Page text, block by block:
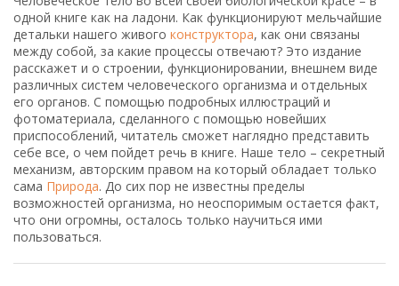
одной книге как на ладони. Как функционируют мельчайшие
детальки нашего живого конструктора, как они связаны
между собой, за какие процессы отвечают? Это издание
расскажет и о строении, функционировании, внешнем виде
различных систем человеческого организма и отдельных
его органов. С помощью подробных иллюстраций и
фотоматериала, сделанного с помощью новейших
приспособлений, читатель сможет наглядно представить
себе все, о чем пойдет речь в книге. Наше тело – секретный
механизм, авторским правом на который обладает только
сама Природа. До сих пор не известны пределы
возможностей организма, но неоспоримым остается факт,
что они огромны, осталось только научиться ими
пользоваться.